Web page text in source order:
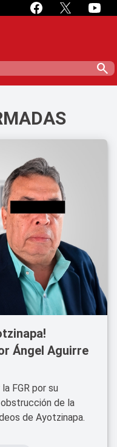
search
Ángel Aguirre
FGR por su
de la
de Ayotzinapa.